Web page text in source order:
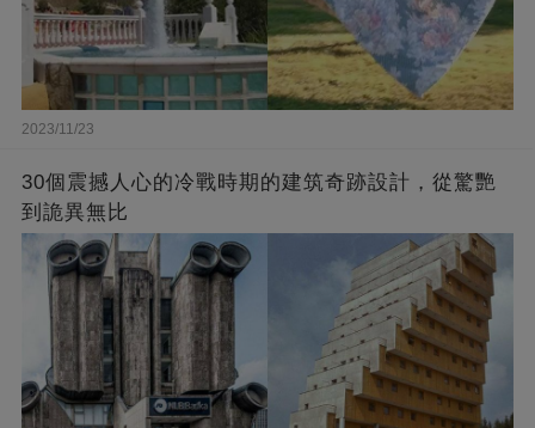
2023/11/23
30個震撼人心的冷戰時期的建筑奇跡設計，從驚艷
到詭異無比